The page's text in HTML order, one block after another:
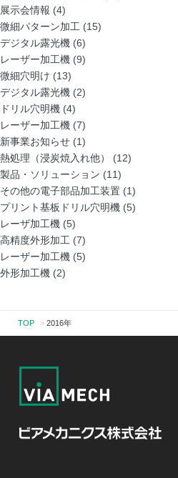
展示会情報 (4)
微細パターン加工 (15)
デジタル露光機 (6)
レーザー加工機 (9)
微細穴明け (13)
デジタル露光機 (2)
ドリル穴明機 (4)
レーザー加工機 (7)
新事業お知らせ (1)
熱処理（浸炭焼入れ他）
(12)
製品・ソリューション (11)
その他の電子部品加工装置 (1)
プリント基板ドリル穴明機 (5)
レーザ加工機 (5)
高精度外形加工 (7)
レーザー加工機 (5)
外形加工機 (2)
TOP > 2016年